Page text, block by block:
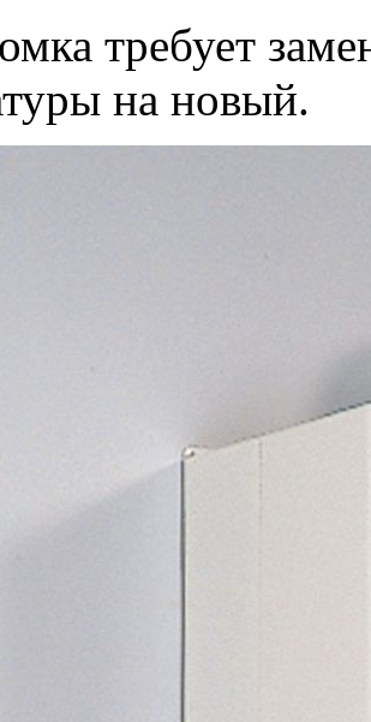
требует
на новый.